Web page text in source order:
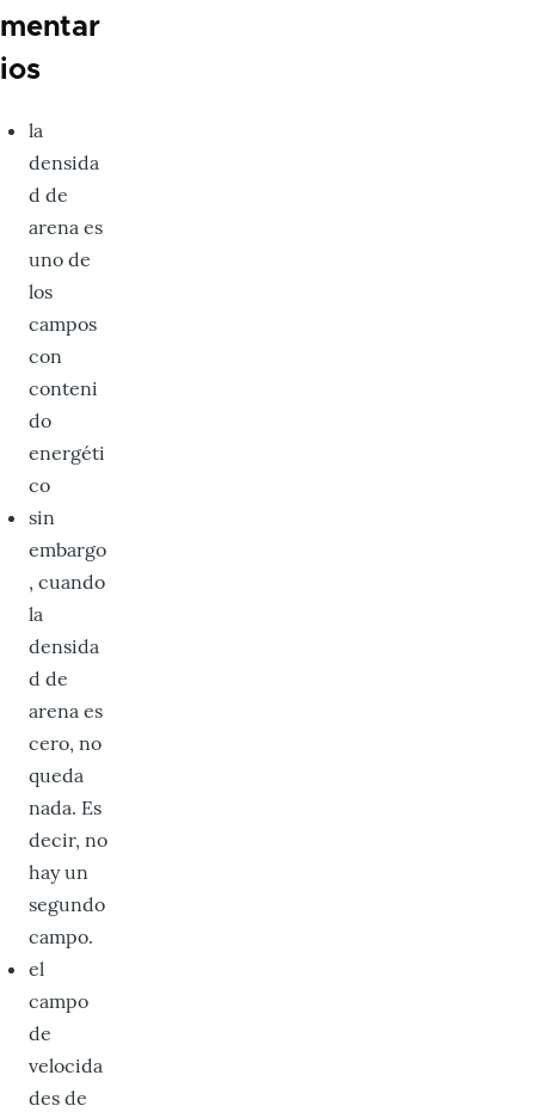
mentar
ios
la
densida
d de
arena es
uno de
los
campos
con
conteni
do
energéti
co
sin
embargo
, cuando
la
densida
d de
arena es
cero, no
queda
nada. Es
decir, no
hay un
segundo
campo.
el
campo
de
velocida
des de